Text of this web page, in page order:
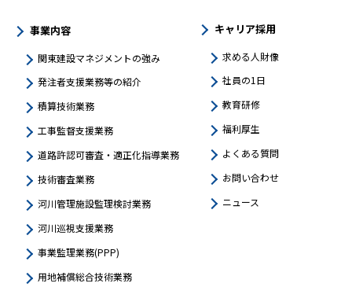
事業内容
関東建設マネジメントの強み​
発注者支援業務等の紹介
積算技術業務
工事監督支援業務
道路許認可審査・適正化指導業務
技術審査業務
河川管理施設監理検討業務
河川巡視支援業務
事業監理業務(PPP)
用地補償総合技術業務
キャリア採用
求める人財像
社員の1日
教育研修
福利厚生
よくある質問
お問い合わせ
ニュース